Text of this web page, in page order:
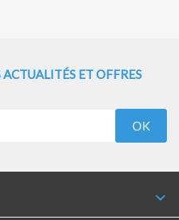
ET OFFRES
